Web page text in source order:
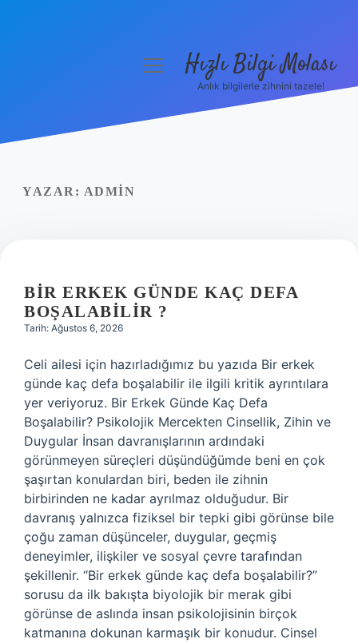
Yasal Uyarı
menüyüHızlı Bilgi Molası
Anlık bilgilerle zihnini tazele!
YAZAR: ADMIN
BIR ERKEK GÜNDE KAÇ DEFA
BOŞALABILIR ?
Tarih: Ağustos 6, 2026
Celi ailesi için hazırladığımız bu yazıda Bir erkek
günde kaç defa boşalabilir ile ilgili kritik ayrıntılara
yer veriyoruz. Bir Erkek Günde Kaç Defa
Boşalabilir? Psikolojik Mercekten Cinsellik, Zihin ve
Duygular İnsan davranışlarının ardındaki
görünmeyen süreçleri düşündüğümde beni en çok
şaşırtan konulardan biri, beden ile zihnin
birbirinden ne kadar ayrılmaz olduğudur. Bir
davranış yalnızca fiziksel bir tepki gibi görünse bile
çoğu zaman düşünceler, duygular, geçmiş
deneyimler, ilişkiler ve sosyal çevre tarafından
şekillenir. “Bir erkek günde kaç defa boşalabilir?”
sorusu da ilk bakışta biyolojik bir merak gibi
görünse de aslında insan psikolojisinin birçok
katmanına dokunan karmaşık bir konudur. Cinsel